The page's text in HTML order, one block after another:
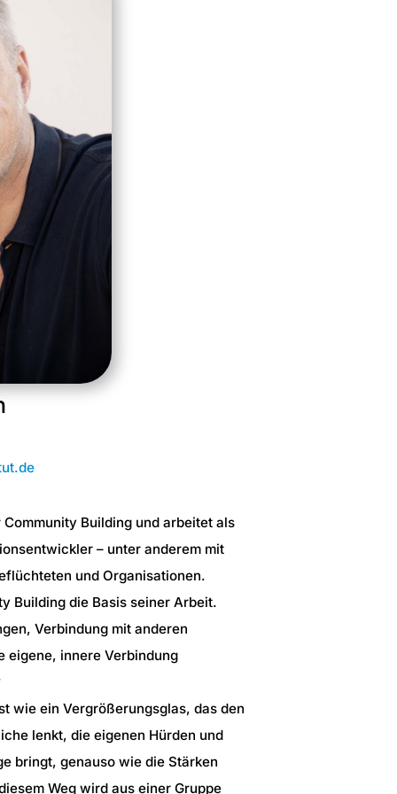
Building und arbeitet als
– unter anderem mit
und Organisationen.
Building die Basis seiner Arbeit.
Verbindung mit anderen
eigene, innere Verbindung
wie ein Vergrößerungsglas, das den
lenkt, die eigenen Hürden und
bringt, genauso wie die Stärken
Weg wird aus einer Gruppe